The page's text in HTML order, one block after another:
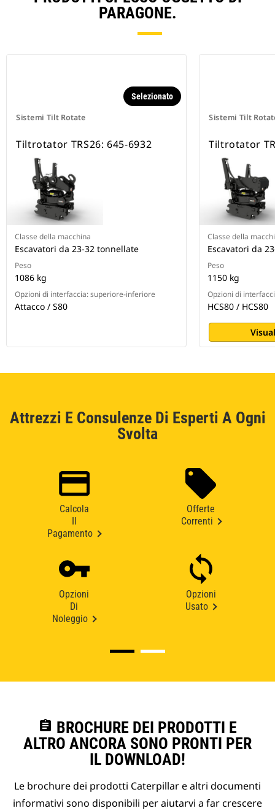
PARAGONE.
Sistemi Tilt Rotate
Selezionato
Tiltrotator TRS26: 645-6932
Classe della macchina
Escavatori da 23-32 tonnellate
Peso
1086 kg
Opzioni di interfaccia: superiore-inferiore
Attacco / S80
Sistemi Tilt
Tiltrotator
Classe della
Escavatori da
Peso
1150 kg
Opzioni di
HCS80 / HCS80
Attrezzi E Consulenze Di Esperti A Ogni
Svolta
Calcola
Pagamento
Offerte
Correnti
Opzioni
Di
Noleggio
Opzioni
Usato
assignment BROCHURE DEI PRODOTTI E
ALTRO ANCORA SONO PRONTI PER
IL DOWNLOAD!
Le brochure dei prodotti Caterpillar e altri documenti
informativi sono disponibili per aiutarvi a far crescere